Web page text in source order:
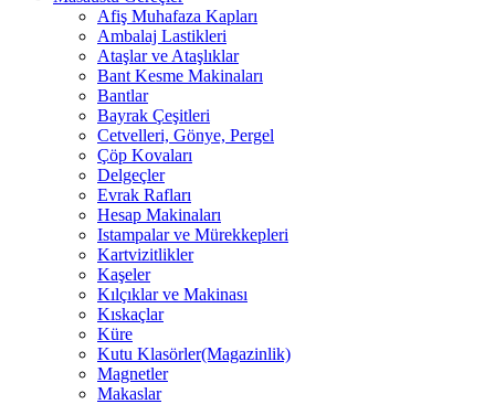
Afiş Muhafaza Kapları
Ambalaj Lastikleri
Ataşlar ve Ataşlıklar
Bant Kesme Makinaları
Bantlar
Bayrak Çeşitleri
Cetvelleri, Gönye, Pergel
Çöp Kovaları
Delgeçler
Evrak Rafları
Hesap Makinaları
Istampalar ve Mürekkepleri
Kartvizitlikler
Kaşeler
Kılçıklar ve Makinası
Kıskaçlar
Küre
Kutu Klasörler(Magazinlik)
Magnetler
Makaslar